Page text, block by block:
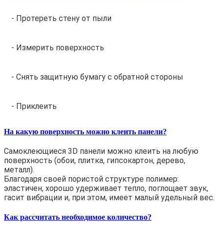
- Протереть стену от пыли
- Измерить поверхность
- Снять защитную бумагу с обратной стороны
- Приклеить
На какую поверхность можно клеить панели?
Самоклеющиеся 3D панели можно клеить на любую
поверхность (обои, плитка, гипсокартон, дерево,
металл).
Благодаря своей пористой структуре полимер:
эластичен, хорошо удерживает тепло, поглощает звук,
гасит вибрации и, при этом, имеет малый удельный вес.
Как рассчитать необходимое количество?